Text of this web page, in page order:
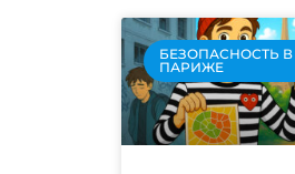
БЕЗОПАСНОСТЬ В
ПАРИЖЕ